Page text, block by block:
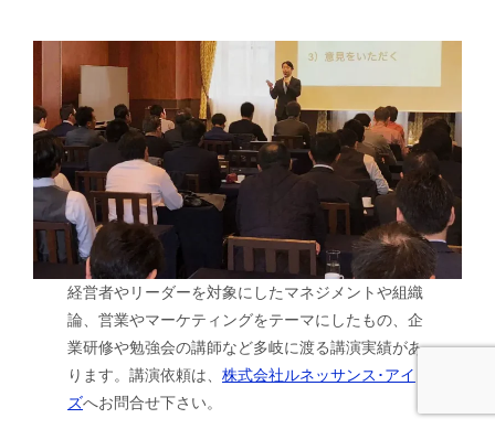
経営者やリーダーを対象にしたマネジメントや組織
論、営業やマーケティングをテーマにしたもの、企
業研修や勉強会の講師など多岐に渡る講演実績があ
ります。講演依頼は、株式会社ルネッサンス･アイ
ズへお問合せ下さい。